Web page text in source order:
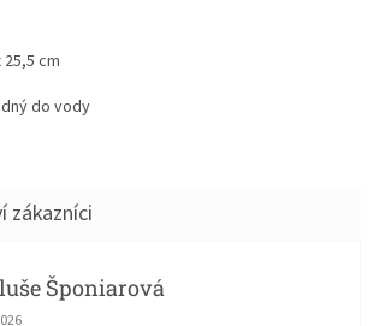
25,5 cm
do vody
Šponiarová
obchodu je 5 z 5 hvězdiček.